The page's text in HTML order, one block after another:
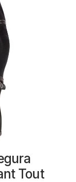
Tout